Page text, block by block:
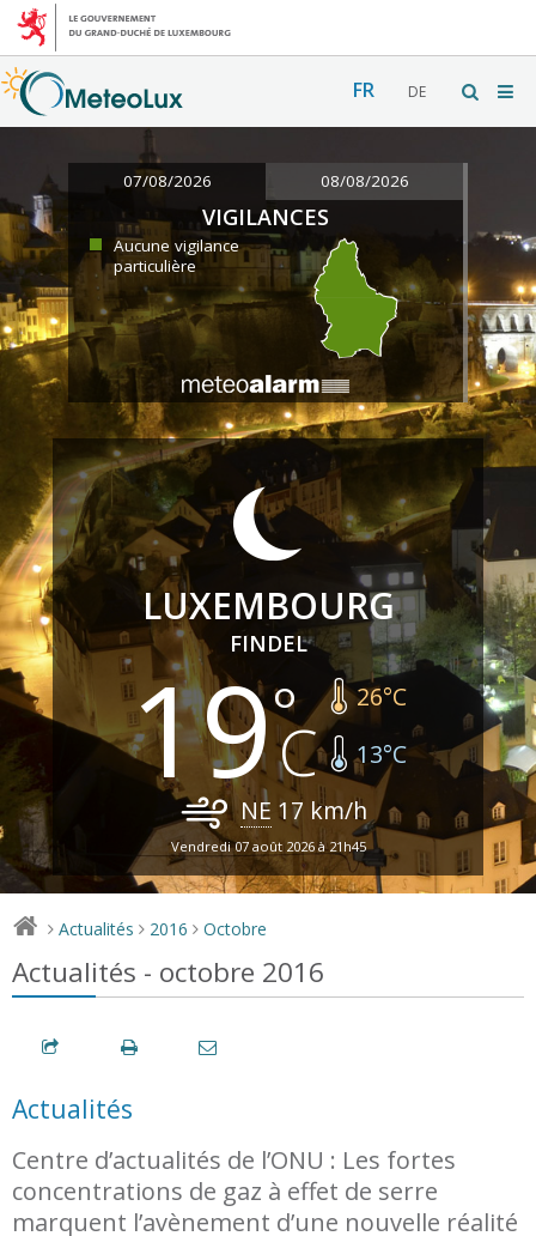
FR DE
07/08/2026 08/08/2026
VIGILANCES
Aucune vigilance
particulière
LUXEMBOURG
FINDEL
19 26°C
13°C
NE 17 km/h
Vendredi 07 août 2026 à 21h45
> Actualités > 2016 > Octobre
Actualités - octobre 2016
Actualités
Centre d’actualités de l’ONU : Les fortes
concentrations de gaz à effet de serre
marquent l’avènement d’une nouvelle réalité